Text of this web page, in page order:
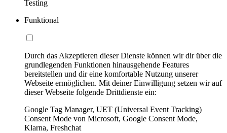
Testing
Funktional
Durch das Akzeptieren dieser Dienste können wir dir über die
grundlegenden Funktionen hinausgehende Features
bereitstellen und dir eine komfortable Nutzung unserer
Webseite ermöglichen. Mit deiner Einwilligung setzen wir auf
dieser Webseite folgende Drittdienste ein:
Google Tag Manager, UET (Universal Event Tracking)
Consent Mode von Microsoft, Google Consent Mode,
Klarna, Freshchat